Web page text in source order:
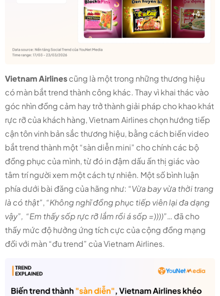
Vietnam Airlinescũng là một trong những thương hiệu
có màn bắt trend thành công khác. Thay vì khai thác vào
góc nhìn đồng cảm hay trở thành giải pháp cho khao khát
rực rỡ của khách hàng, Vietnam Airlines chọn hướng tiếp
cận tôn vinh bản sắc thương hiệu, bằng cách biến video
bắt trend thành một “sàn diễn mini” cho chính các bộ
đồng phục của mình, từ đó in đậm dấu ấn thị giác vào
tâm trí người xem một cách tự nhiên. Một số bình luận
phía dưới bài đăng của hãng như: “Vừa bay vừa thời trang
là có thật”, “Không nghĩ đồng phục tiếp viên lại đa dạng
vậy”, “Em thấy sốp rực rỡ lắm rồi á sốp =))))”… đã cho
thấy mức độ hưởng ứng tích cực của cộng đồng mạng
đối với màn “đu trend” của Vietnam Airlines.